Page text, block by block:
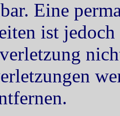
Eine
ist